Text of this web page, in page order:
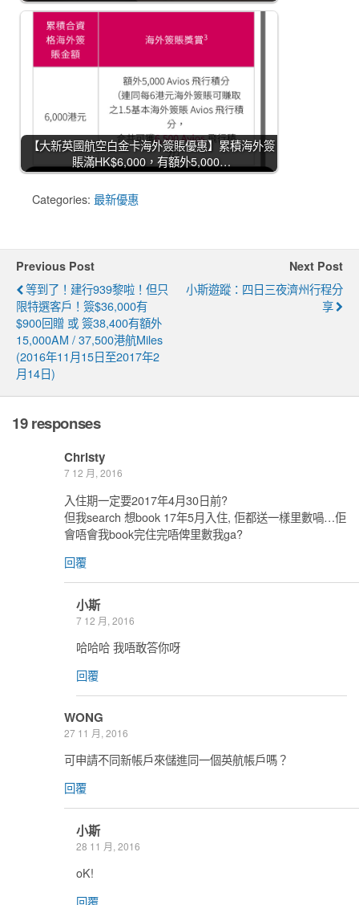
【大新英國航空白金卡海外簽賬優惠】累積海外簽
賬滿HK$6,000，有額外5,000…
Categories: 最新優惠
Previous Post
等到了！建行939黎啦！但只
限特選客戶！簽$36,000有
$900回贈 或 簽38,400有額外
15,000AM / 37,500港航miles
(2016年11月15日至2017年2
月14日)
Next Post
小斯遊蹤：四日三夜濟州行程分
享
19 responses
Christy
7 12 月, 2016
入住期一定要2017年4月30日前?
但我search 想book 17年5月入住, 佢都送一樣里數喎…佢
會唔會我book完住完唔俾里數我ga?
回覆
小斯
7 12 月, 2016
哈哈哈 我唔敢答你呀
回覆
WONG
27 11 月, 2016
可申請不同新帳戶來儲進同一個英航帳戶嗎？
回覆
小斯
28 11 月, 2016
oK!
回覆